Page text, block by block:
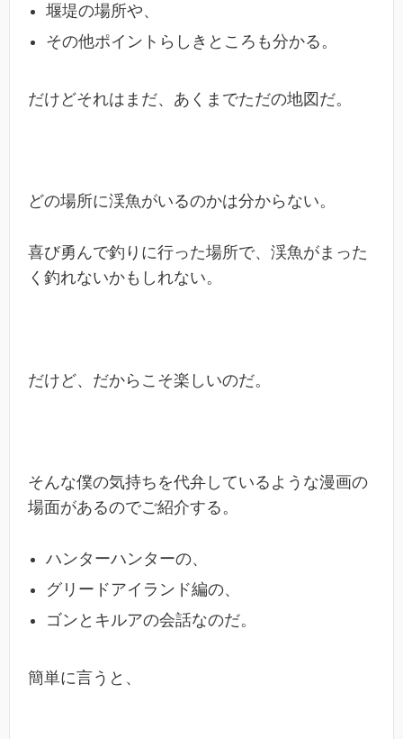
堰堤の場所や、
その他ポイントらしきところも分かる。
だけどそれはまだ、あくまでただの地図だ。
どの場所に渓魚がいるのかは分からない。
喜び勇んで釣りに行った場所で、渓魚がまった
く釣れないかもしれない。
だけど、だからこそ楽しいのだ。
そんな僕の気持ちを代弁しているような漫画の
場面があるのでご紹介する。
ハンターハンターの、
グリードアイランド編の、
ゴンとキルアの会話なのだ。
簡単に言うと、